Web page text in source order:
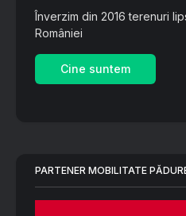
Înverzim din 2016 terenuri
României
Cine suntem
PARTENER MOBILITATE